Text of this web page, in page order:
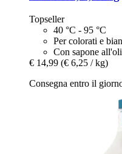
Topseller
40 °C - 95 °C
Per colorati e
Con sapone
€ 14,99 (€ 6,25 / kg)
Consegna entro il